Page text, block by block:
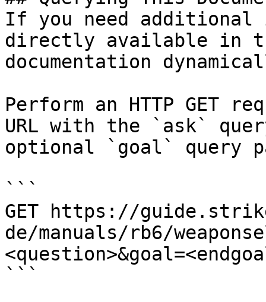
If you need
directly available in
documentation
Perform an HTTP GET
URL with the `ask`
optional `goal` query
```
GET https://
de/manuals/rb6/
```